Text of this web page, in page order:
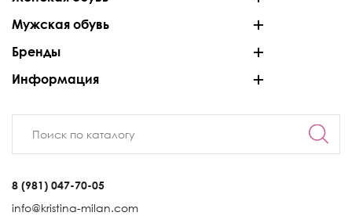
Мужская обувь
Бренды
Информация
8 (981) 047-70-05
info@kristina-milan.com